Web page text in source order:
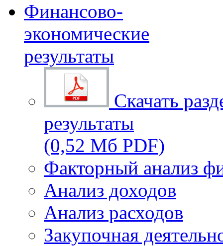
Финансово-
экономические
результаты
Скачать
результаты
(0,52 Мб PDF)
Факторный анализ
Анализ доходов
Анализ расходов
Закупочная